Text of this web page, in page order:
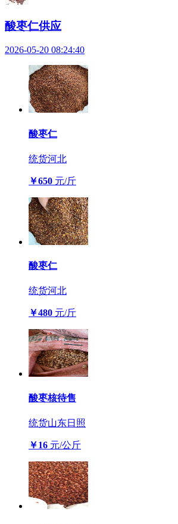
酸枣仁供应
2026-05-20 08:24:40
酸枣仁
统货河北
￥650 元/斤
酸枣仁
统货河北
￥480 元/斤
酸枣核待售
统货山东日照
￥16 元/公斤